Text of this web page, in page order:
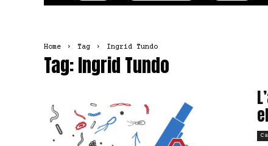
Home Tag Ingrid Tundo
Tag: Ingrid Tundo